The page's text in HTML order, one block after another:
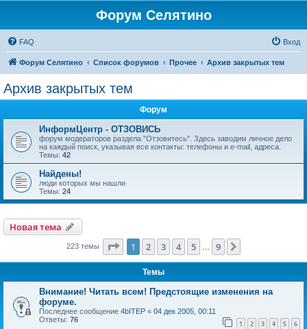
Форум Селятино
FAQ Вход
Форум Селятино Список форумов Прочее Архив закрытых тем
Архив закрытых тем
Форум
ИнформЦентр - ОТЗОВИСЬ
форум модераторов раздела "Отзовитесь". Здесь заводим личное дело
на каждый поиск, указывая все контакты: телефоны и e-mail, адреса.
Темы: 42
Найдены!
люди которых мы нашли
Темы: 24
Новая тема
223 темы Страница из
1 2 3 4 5 9
Темы
Внимание! Читать всем! Предстоящие изменения на
форуме.
Последнее сообщение 4bITEP « 04 дек 2005, 00:11
Ответы: 76 1 2 3 4 5 6